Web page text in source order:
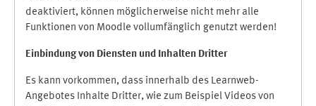
deaktiviert, können möglicherweise nicht mehr alle
Funktionen von Moodle vollumfänglich genutzt werden!
Einbindung von Diensten und Inhalten Dritter
Es kann vorkommen, dass innerhalb des Learnweb-
Angebotes Inhalte Dritter, wie zum Beispiel Videos von